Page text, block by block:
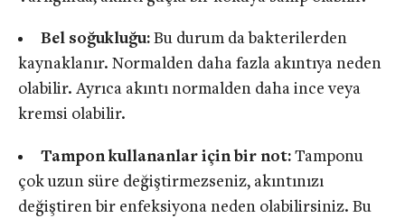
Bel soğukluğu:Bu durum da bakterilerden
kaynaklanır. Normalden daha fazla akıntıya neden
olabilir. Ayrıca akıntı normalden daha ince veya
kremsi olabilir.
Tampon kullananlar için bir not:Tamponu
çok uzun süre değiştirmezseniz, akıntınızı
değiştiren bir enfeksiyona neden olabilirsiniz. Bu